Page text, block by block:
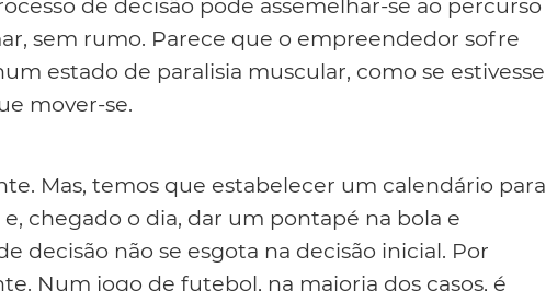
de decisão pode assemelhar-se ao percurso
sem rumo. Parece que o empreendedor sofre
estado de paralisia muscular, como se estivesse
mover-se.
Mas, temos que estabelecer um calendário para
chegado o dia, dar um pontapé na bola e
decisão não se esgota na decisão inicial. Por
Num jogo de futebol, na maioria dos casos, é